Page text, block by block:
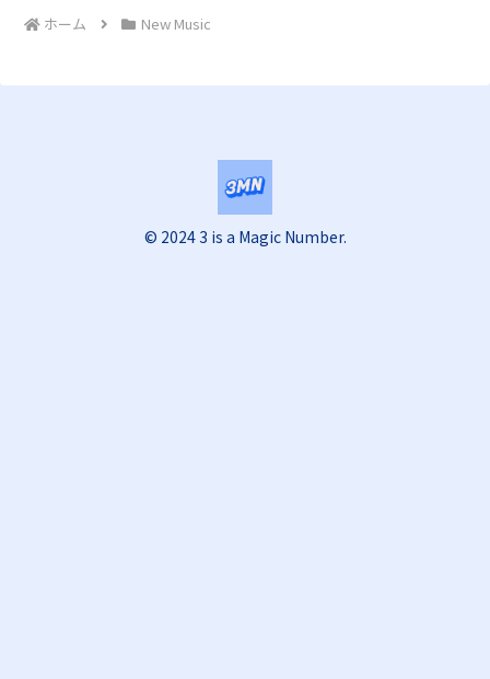
ホーム New Music
© 2024 3 is a Magic Number.